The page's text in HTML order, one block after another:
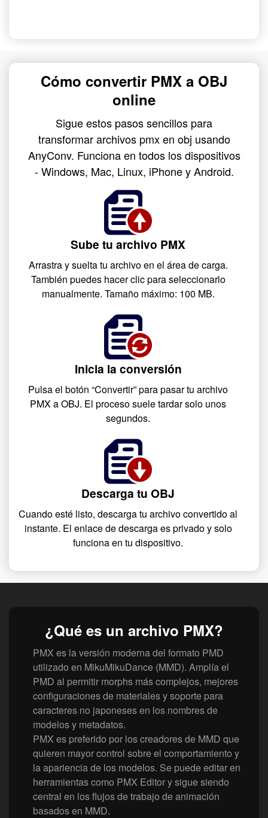
Cómo convertir PMX a OBJ
online
Sigue estos pasos sencillos para
transformar archivos pmx en obj usando
AnyConv. Funciona en todos los dispositivos
- Windows, Mac, Linux, iPhone y Android.
Sube tu archivo PMX
Arrastra y suelta tu archivo en el área de carga.
También puedes hacer clic para seleccionarlo
manualmente. Tamaño máximo: 100 MB.
Inicia la conversión
Pulsa el botón “Convertir” para pasar tu archivo
PMX a OBJ. El proceso suele tardar solo unos
segundos.
Descarga tu OBJ
Cuando esté listo, descarga tu archivo convertido al
instante. El enlace de descarga es privado y solo
funciona en tu dispositivo.
¿Qué es un archivo PMX?
PMX es la versión moderna del formato PMD
utilizado en MikuMikuDance (MMD). Amplía el
PMD al permitir morphs más complejos, mejores
configuraciones de materiales y soporte para
caracteres no japoneses en los nombres de
modelos y metadatos.
PMX es preferido por los creadores de MMD que
quieren mayor control sobre el comportamiento y
la apariencia de los modelos. Se puede editar en
herramientas como PMX Editor y sigue siendo
central en los flujos de trabajo de animación
basados en MMD.